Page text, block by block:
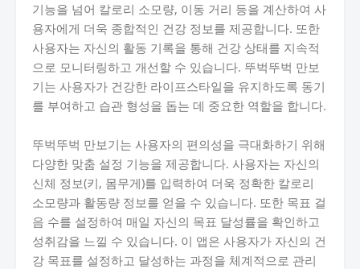
기능을 넘어 칼로리 소모량, 이동 거리 등을 계산하여 사
용자에게 더욱 종합적인 건강 정보를 제공합니다. 또한
사용자는 자신의 활동 기록을 통해 건강 상태를 지속적
으로 모니터링하고 개선할 수 있습니다. 뚜벅뚜벅 만보
기는 사용자가 건강한 라이프스타일을 유지하도록 동기
를 부여하고 습관 형성을 돕는 데 중요한 역할을 합니다.
뚜벅뚜벅 만보기는 사용자의 편의성을 극대화하기 위해
다양한 맞춤 설정 기능을 제공합니다. 사용자는 자신의
신체 정보(키, 몸무게)를 입력하여 더욱 정확한 칼로리
소모량과 활동량 정보를 얻을 수 있습니다. 또한 목표 걸
음 수를 설정하여 매일 자신의 목표 달성률을 확인하고
성취감을 느낄 수 있습니다. 이 앱은 사용자가 자신의 건
강 목표를 설정하고 달성하는 과정을 체계적으로 관리